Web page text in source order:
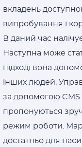
вкладень
випробування і
В даний час
Наступна може
підході вона
інших людей.
за допомогою CMS
пропонуються
режим роботи.
достатньо для